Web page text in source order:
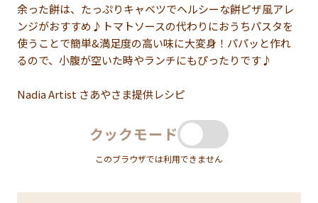
余った餅は、たっぷりキャベツでヘルシーな餅ピザ風アレ
ンジがおすすめ♪トマトソースの代わりにおうちパスタを
使うことで簡単&満足度の高い味に大変身！パパッと作れ
るので、小腹が空いた時やランチにもぴったりです♪
Nadia Artist さあやさま提供レシピ
クックモード
このブラウザでは利用できません